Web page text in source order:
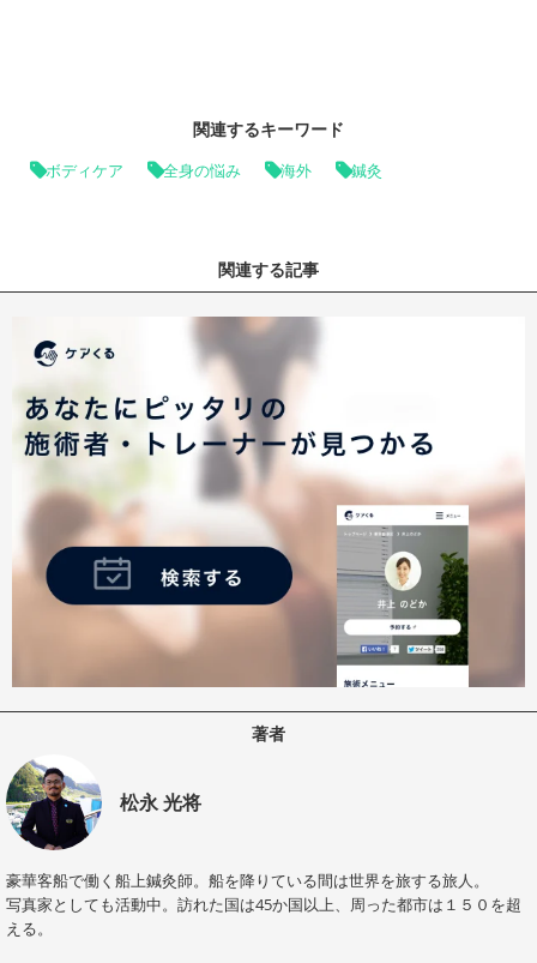
関連するキーワード
ボディケア 全身の悩み 海外 鍼灸
関連する記事
著者
松永 光将
豪華客船で働く船上鍼灸師。船を降りている間は世界を旅する旅人。
写真家としても活動中。訪れた国は45か国以上、周った都市は１５０を超
える。